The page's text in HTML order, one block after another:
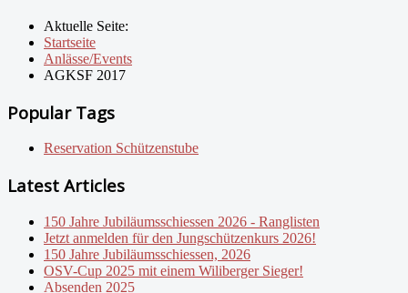
Aktuelle Seite:
Startseite
Anlässe/Events
AGKSF 2017
Popular Tags
Reservation Schützenstube
Latest Articles
150 Jahre Jubiläumsschiessen 2026 - Ranglisten
Jetzt anmelden für den Jungschützenkurs 2026!
150 Jahre Jubiläumsschiessen, 2026
OSV-Cup 2025 mit einem Wiliberger Sieger!
Absenden 2025